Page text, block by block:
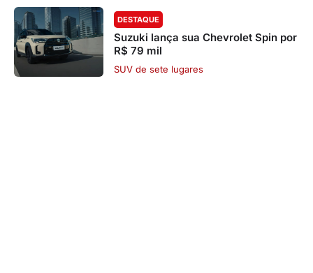
DESTAQUE
Suzuki lança sua Chevrolet Spin por
R$ 79 mil
SUV de sete lugares